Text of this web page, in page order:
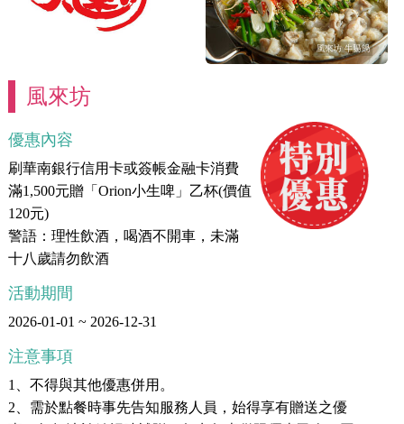
風來坊
優惠內容
刷華南銀行信用卡或簽帳金融卡消費
滿1,500元贈「Orion小生啤」乙杯(價值
120元)
警語：理性飲酒，喝酒不開車，未滿
十八歲請勿飲酒
活動期間
2026-01-01 ~ 2026-12-31
注意事項
1、不得與其他優惠併用。
2、需於點餐時事先告知服務人員，始得享有贈送之優